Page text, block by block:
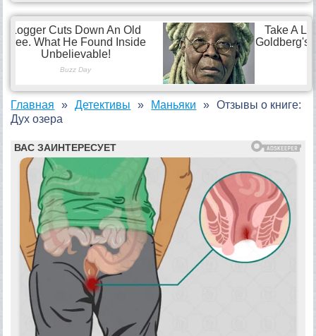
Главная Детективы Маньяки
Отзывы о книге:
Дух озера